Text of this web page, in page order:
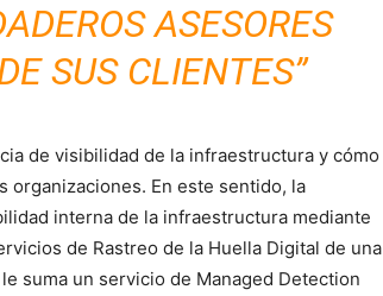
ASESORES
SUS CLIENTES”
de visibilidad de la infraestructura y cómo
organizaciones. En este sentido, la
interna de la infraestructura mediante
de Rastreo de la Huella Digital de una
suma un servicio de Managed Detection